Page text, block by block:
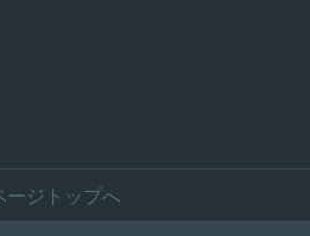
ージトップへ